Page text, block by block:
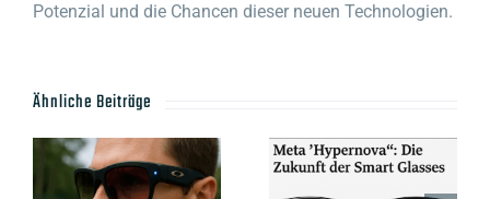
Potenzial und die Chancen dieser neuen Technologien.
Ähnliche Beiträge